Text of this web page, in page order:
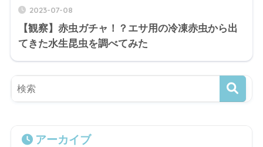
2023-07-08
【観察】赤虫ガチャ！？エサ用の冷凍赤虫から出
てきた水生昆虫を調べてみた
アーカイブ